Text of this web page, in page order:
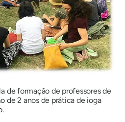
de formação de professores de
de 2 anos de prática de ioga